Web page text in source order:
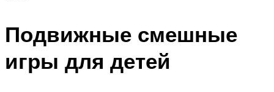
Подвижные смешные
игры для детей